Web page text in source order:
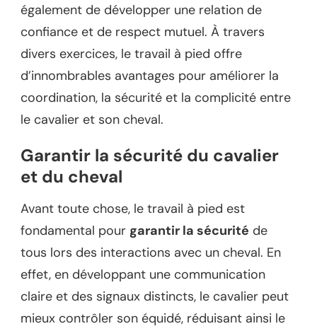
également de développer une relation de
confiance et de respect mutuel. À travers
divers exercices, le travail à pied offre
d’innombrables avantages pour améliorer la
coordination, la sécurité et la complicité entre
le cavalier et son cheval.
Garantir la sécurité du cavalier
et du cheval
Avant toute chose, le travail à pied est
fondamental pour garantir la sécurité de
tous lors des interactions avec un cheval. En
effet, en développant une communication
claire et des signaux distincts, le cavalier peut
mieux contrôler son équidé, réduisant ainsi le